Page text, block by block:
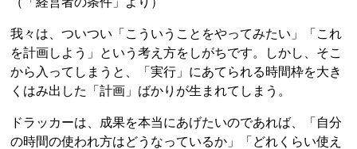
我々は、ついつい「こういうことをやってみたい」「これ
を計画しよう」という考え方をしがちです。しかし、そこ
から入ってしまうと、「実行」にあてられる時間枠を大き
くはみ出した「計画」ばかりが生まれてしまう。
ドラッカーは、成果を本当にあげたいのであれば、「自分
の時間の使われ方はどうなっているか」「どれくらい使え